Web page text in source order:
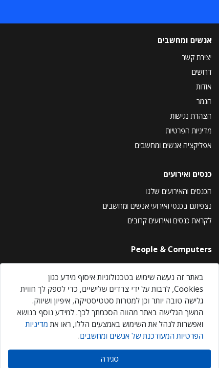
אנשים ומחשבים
יצירת קשר
דרושים
אודות
הנמר
הצהרת נגישות
מדיניות הפרטיות
אפליקציה אנשים ומחשבים
כנסים ואירועים
הכנסים והאירועים שלנו
נצפיתם בכנסי ואירועי אנשים ומחשבים
לקראת כנסים ואירועים קרובים
People & Computers
About Us
Privacy Policy
Contact Us
Our Events
אנשים ומחשבים © 2026 – כל הזכויות שמורות
באתר זה נעשה שימוש בטכנולוגיות איסוף מידע כגון
Cookies, לרבות על ידי צדדים שלישיים, כדי לספק לך חווית
גלישה טובה יותר וכן למטרות סטטיסטיקה, איפיון ושיווק.
המשך הגלישה באתר מהווה הסכמתך לכך. למידע נוסף בנושא
ואפשרות לנהל את השימוש באמצעים הללו, ראו את מדיניות
הפרטיות המעודכנת של אנשים ומחשבים.
סגירה